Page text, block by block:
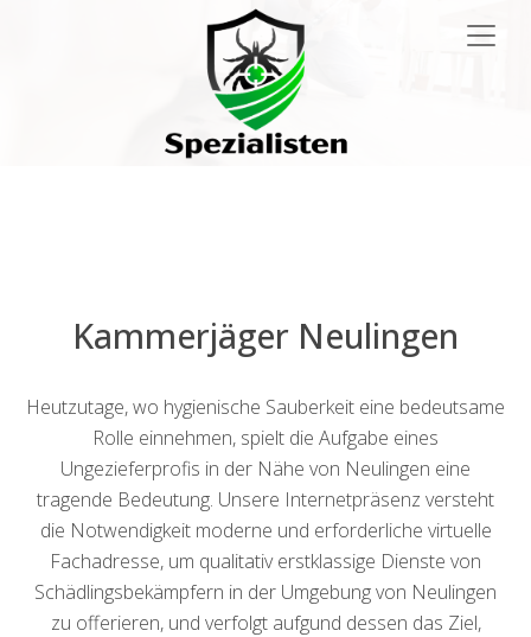
Kammerjäger Neulingen
Heutzutage, wo hygienische Sauberkeit eine bedeutsame
Rolle einnehmen, spielt die Aufgabe eines
Ungezieferprofis in der Nähe von Neulingen eine
tragende Bedeutung. Unsere Internetpräsenz versteht
die Notwendigkeit moderne und erforderliche virtuelle
Fachadresse, um qualitativ erstklassige Dienste von
Schädlingsbekämpfern in der Umgebung von Neulingen
zu offerieren, und verfolgt aufgund dessen das Ziel,